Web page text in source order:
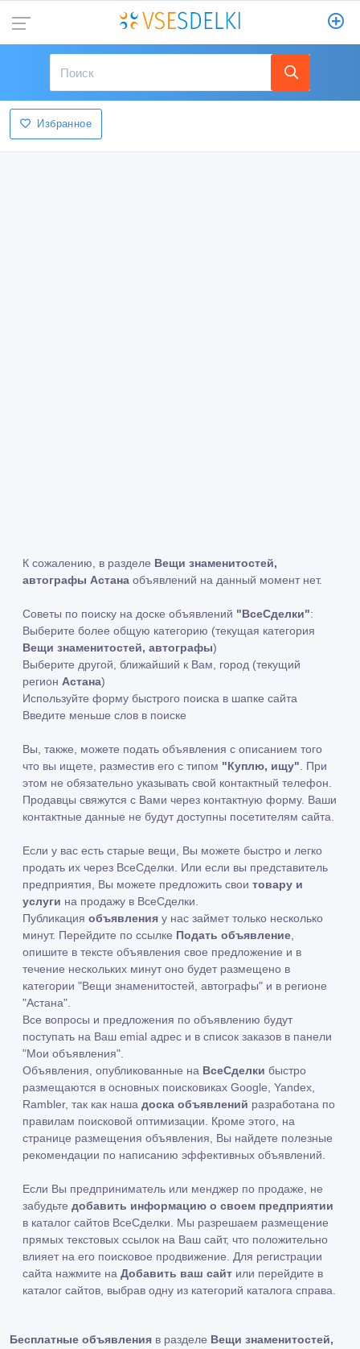
Избранное
К сожалению, в разделе Вещи знаменитостей,
автографы Астана объявлений на данный момент нет.
Советы по поиску на доске объявлений "ВсеСделки":
Выберите более общую категорию (текущая категория
Вещи знаменитостей, автографы)
Выберите другой, ближайший к Вам, город (текущий
регион Астана)
Используйте форму быстрого поиска в шапке сайта
Введите меньше слов в поиске
Вы, также, можете подать объявления с описанием того
что вы ищете, разместив его с типом "Куплю, ищу" . При
этом не обязательно указывать свой контактный телефон.
Продавцы свяжутся с Вами через контактную форму. Ваши
контактные данные не будут доступны посетителям сайта.
Если у вас есть старые вещи, Вы можете быстро и легко
продать их через ВсеСделки. Или если вы представитель
предприятия, Вы можете предложить свои товару и
услуги на продажу в ВсеСделки.
Публикация объявления у нас займет только несколько
минут. Перейдите по ссылке Подать объявление
опишите в тексте объявления свое предложение и в
течение нескольких минут оно будет размещено в
категории "Вещи знаменитостей, автографы" и в регионе
"Астана".
Все вопросы и предложения по объявлению будут
поступать на Ваш emial адрес и в список заказов в панели
"Мои объявления".
Объявления, опубликованные на ВсеСделки быстро
размещаются в основных поисковиках Google, Yandex,
Rambler, так как наша доска объявлений разработана по
правилам поисковой оптимизации. Кроме этого, на
странице размещения объявления, Вы найдете полезные
рекомендации по написанию эффективных объявлений.
Если Вы предприниматель или менджер по продаже, не
забудьте добавить информацию о своем предприятии
в каталог сайтов ВсеСделки. Мы разрешаем размещение
прямых текстовых ссылок на Ваш сайт, что положительно
влияет на его поисковое продвижение. Для регистрации
сайта нажмите на Добавить ваш сайт или перейдите в
каталог сайтов, выбрав одну из категорий каталога справа.
Бесплатные объявления в разделе Вещи знаменитостей,